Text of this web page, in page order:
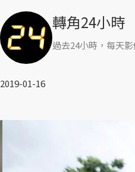
轉角24小時
過去24小時，每天
2019-01-16